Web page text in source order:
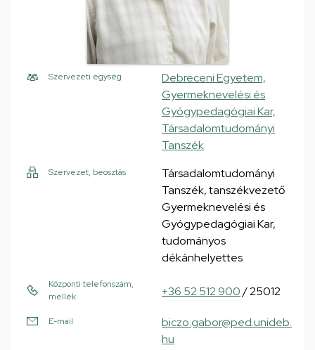
Szervezeti egység
Debreceni Egyetem,
Gyermeknevelési és
Gyógypedagógiai Kar,
Társadalomtudományi
Tanszék
Szervezet, beosztás
Társadalomtudományi
Tanszék, tanszékvezető
Gyermeknevelési és
Gyógypedagógiai Kar,
tudományos
dékánhelyettes
Központi telefonszám,
mellék
+36 52 512 900/ 25012
E-mail
biczo.gabor@ped.unideb.
hu